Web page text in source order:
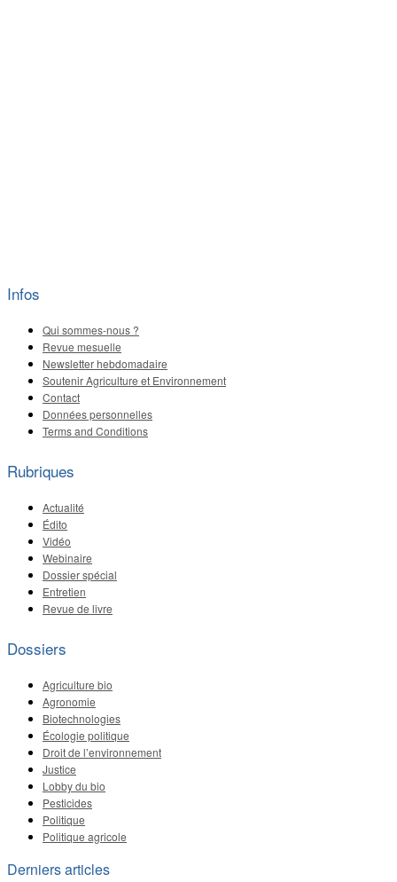
Infos
Qui sommes-nous ?
Revue mesuelle
Newsletter hebdomadaire
Soutenir Agriculture et Environnement
Contact
Données personnelles
Terms and Conditions
Rubriques
Actualité
Édito
Vidéo
Webinaire
Dossier spécial
Entretien
Revue de livre
Dossiers
Agriculture bio
Agronomie
Biotechnologies
Écologie politique
Droit de l’environnement
Justice
Lobby du bio
Pesticides
Politique
Politique agricole
Derniers articles